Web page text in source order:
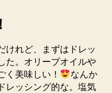
けれど、まずはドレッ
た。オリーブオイルや
く美味しい！
なんか
レッシング的な。塩気